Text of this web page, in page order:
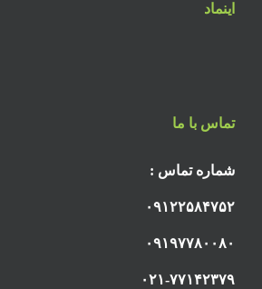
اینماد
تماس با ما
شماره تماس :
۰۹۱۲۲۵۸۴۷۵۲
۰۹۱۹۷۷۸۰۰۸۰
۰۲۱-۷۷۱۴۲۳۷۹